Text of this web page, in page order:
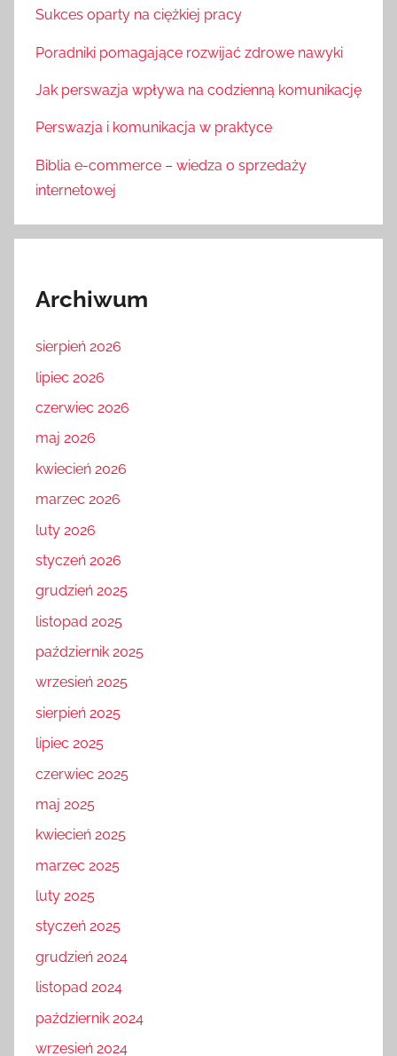
Sukces oparty na ciężkiej pracy
Poradniki pomagające rozwijać zdrowe nawyki
Jak perswazja wpływa na codzienną komunikację
Perswazja i komunikacja w praktyce
Biblia e-commerce – wiedza o sprzedaży
internetowej
Archiwum
sierpień 2026
lipiec 2026
czerwiec 2026
maj 2026
kwiecień 2026
marzec 2026
luty 2026
styczeń 2026
grudzień 2025
listopad 2025
październik 2025
wrzesień 2025
sierpień 2025
lipiec 2025
czerwiec 2025
maj 2025
kwiecień 2025
marzec 2025
luty 2025
styczeń 2025
grudzień 2024
listopad 2024
październik 2024
wrzesień 2024